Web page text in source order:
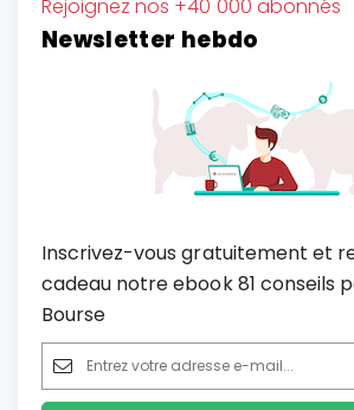
Rejoignez nos +40 000 abonnés
Newsletter hebdo
Inscrivez-vous gratuitement et
cadeau notre ebook 81 conseils
Bourse